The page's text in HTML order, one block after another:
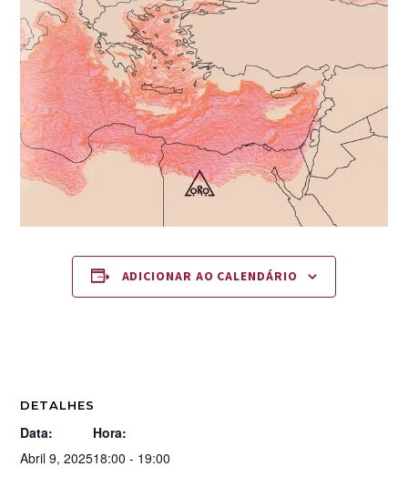
ADICIONAR AO CALENDÁRIO
DETALHES
Data:
Abril 9, 2025
Hora:
18:00 - 19:00